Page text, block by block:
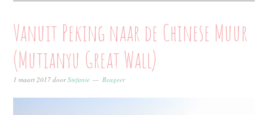
Vanuit Peking naar de Chinese Muur
(Mutianyu Great Wall)
1 maart 2017 doorStefanie Reageer